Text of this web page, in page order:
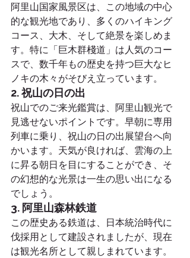
阿里山国家風景区は、この地域の中心
的な観光地であり、多くのハイキング
コース、大木、そして絶景を楽しめま
す。特に「巨木群棧道」は人気のコー
スで、数千年もの歴史を持つ巨大なヒ
ノキの木々がそびえ立っています。
2. 祝山の日の出
祝山でのご来光鑑賞は、阿里山観光で
見逃せないポイントです。早朝に専用
列車に乗り、祝山の日の出展望台へ向
かいます。天気が良ければ、雲海の上
に昇る朝日を目にすることができ、そ
の幻想的な光景は一生の思い出になる
でしょう。
3. 阿里山森林鉄道
この歴史ある鉄道は、日本統治時代に
伐採用として建設されましたが、現在
は観光名所として親しまれています。